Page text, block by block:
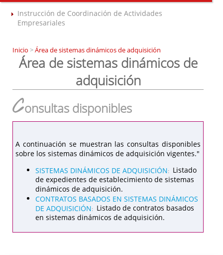
Instrucción de Coordinación de Actividades
Empresariales
Inicio >Área de sistemas dinámicos de adquisición
Área de sistemas dinámicos de
adquisición
Consultas disponibles
A continuación se muestran las consultas disponibles
sobre los sistemas dinámicos de adquisición vigentes."
SISTEMAS DINÁMICOS DE ADQUISICIÓN: Listado
de expedientes de establecimiento de sistemas
dinámicos de adquisición.
CONTRATOS BASADOS EN SISTEMAS DINÁMICOS
DE ADQUISICIÓN: Listado de contratos basados
en sistemas dinámicos de adquisición.